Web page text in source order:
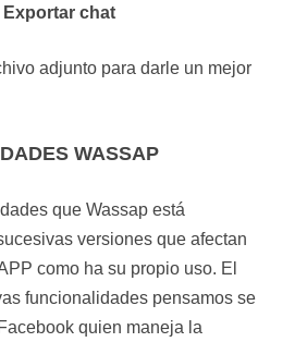
Exportar chat
adjunto para darle un mejor
WASSAP
que Wassap está
versiones que afectan
como ha su propio uso. El
funcionalidades pensamos se
quien maneja la